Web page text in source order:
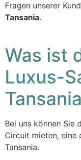
Fragen unserer
Tansania.
Was ist
Luxus-
Bei uns können Sie
Circuit mieten, eine
Tansania.